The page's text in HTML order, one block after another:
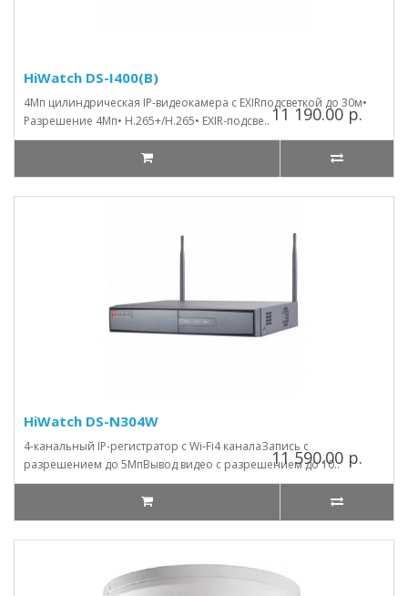
HiWatch DS-I400(B)
4Мп цилиндрическая IP-видеокамера с EXIRподсветкой до 30м•
Разрешение 4Мп• H.265+/H.265• EXIR-подсве..11 190.00 р.
HiWatch DS-N304W
4-канальный IP-регистратор с Wi-Fi4 каналаЗапись с
разрешением до 5МпВывод видео с разрешением до 10..
11 590.00 р.